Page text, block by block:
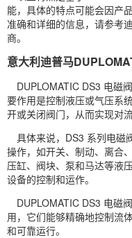
能，具体的特点可能会因产
准确和详细的信息，请参考
商。
意大利迪普马
DUPLOMATIC DS3 电磁
要作用是控制液压或气压系
开或关闭阀门，从而实现对
具体来说，DS3 系列电磁
操作，如开关、制动、离合
压缸、阀块、泵和马达等液
设备的控制和运作。
DUPLOMATIC DS3 电磁
用，它们能够精确地控制流
和可靠运行。